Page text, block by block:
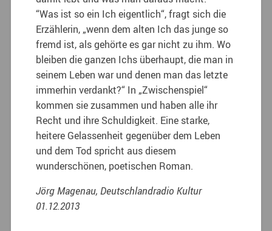
“Was ist so ein Ich eigentlich“, fragt sich die
Erzählerin, „wenn dem alten Ich das junge so
fremd ist, als gehörte es gar nicht zu ihm. Wo
bleiben die ganzen Ichs überhaupt, die man in
seinem Leben war und denen man das letzte
immerhin verdankt?“ In „Zwischenspiel“
kommen sie zusammen und haben alle ihr
Recht und ihre Schuldigkeit. Eine starke,
heitere Gelassenheit gegenüber dem Leben
und dem Tod spricht aus diesem
wunderschönen, poetischen Roman.
Jörg Magenau, Deutschlandradio Kultur
01.12.2013